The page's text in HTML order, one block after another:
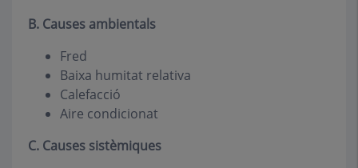
B. Causes ambientals
Fred
Baixa humitat relativa
Calefacció
Aire condicionat
C. Causes sistèmiques